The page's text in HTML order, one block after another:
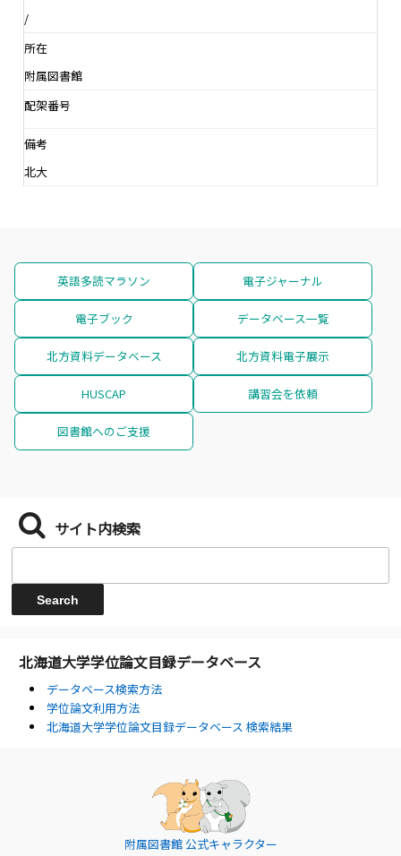
/
所在
附属図書館
配架番号
備考
北大
英語多読マラソン 電子ジャーナル
電子ブック データベース一覧
北方資料データベース 北方資料電子展示
HUSCAP 講習会を依頼
図書館へのご支援
サイト内検索
北海道大学学位論文目録データベース
データベース検索方法
学位論文利用方法
北海道大学学位論文目録データベース 検索結果
附属図書館 公式キャラクター